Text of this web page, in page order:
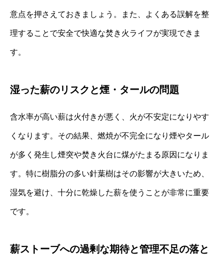
意点を押さえておきましょう。また、よくある誤解を整
理することで安全で快適な焚き火ライフが実現できま
す。
湿った薪のリスクと煙・タールの問題
含水率が高い薪は火付きが悪く、火が不安定になりやす
くなります。その結果、燃焼が不完全になり煙やタール
が多く発生し煙突や焚き火台に煤がたまる原因になりま
す。特に樹脂分の多い針葉樹はその影響が大きいため、
湿気を避け、十分に乾燥した薪を使うことが非常に重要
です。
薪ストーブへの過剰な期待と管理不足の落と